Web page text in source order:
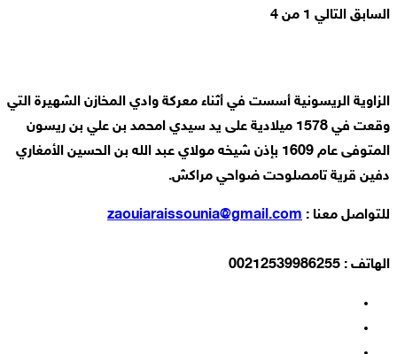
السابق التالي 1 من 4
الزاوية الريسونية أسست في أثناء معركة وادي المخازن الشهيرة التي
وقعت في 1578 ميلادية على يد سيدي امحمد بن علي بن ريسون
المتوفى عام 1609 بإذن شيخه مولاي عبد الله بن الحسين الأمغاري
دفين قرية تامصلوحت ضواحي مراكش.
للتواصل معنا : zaouiaraissounia@gmail.com
الهاتف : 00212539986255